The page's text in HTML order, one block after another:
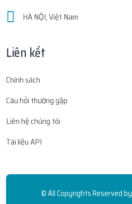
HÀ NỘI, Việt Nam
Liên kết
Chính sách
Câu hỏi thường gặp
Liên hệ chúng tôi
Tài liệu API
© All Copyrights Reserved by